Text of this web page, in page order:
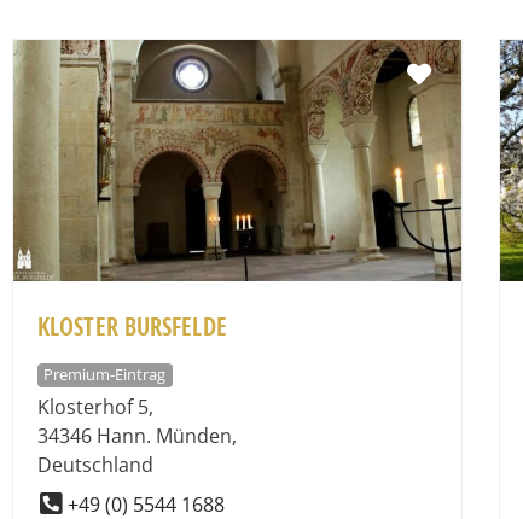
Favorit
KLOSTER BURSFELDE
Premium-Eintrag
Klosterhof 5,
34346 Hann. Münden,
Deutschland
+49 (0) 5544 1688